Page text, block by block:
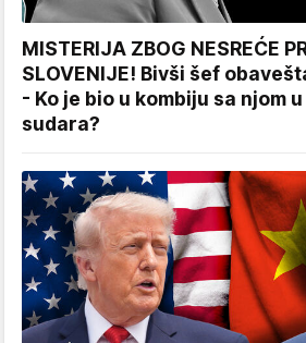
MISTERIJA ZBOG NESREĆE
SLOVENIJE! Bivši šef
- Ko je bio u kombiju sa njom
sudara?